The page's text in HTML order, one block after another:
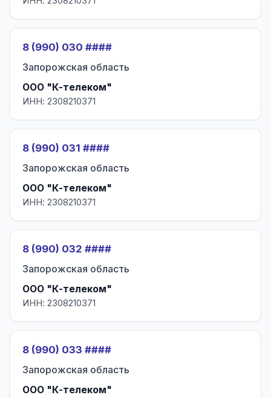
8 (990) 030 ####
Запорожская область
ООО "К-телеком"
ИНН: 2308210371
8 (990) 031 ####
Запорожская область
ООО "К-телеком"
ИНН: 2308210371
8 (990) 032 ####
Запорожская область
ООО "К-телеком"
ИНН: 2308210371
8 (990) 033 ####
Запорожская область
ООО "К-телеком"